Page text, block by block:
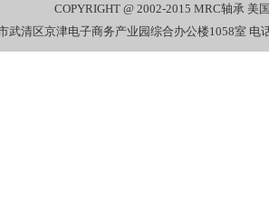
COPYRIGHT @ 2002-2015 MRC轴承 美
武清区京津电子商务产业园综合办公楼1058室 电